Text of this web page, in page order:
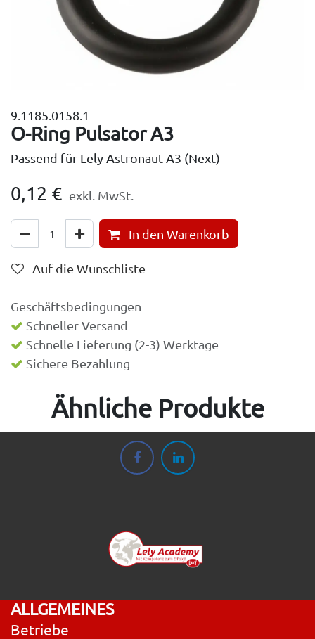
9.1185.0158.1
O-Ring Pulsator A3
Passend für Lely Astronaut A3 (Next)
0,12 € exkl. MwSt.
In den Warenkorb
Auf die Wunschliste
Geschäftsbedingungen
Schneller Versand
Schnelle Lieferung (2-3) Werktage
Sichere Bezahlung
Ähnliche Produkte
ALLGEMEINES
Betriebe